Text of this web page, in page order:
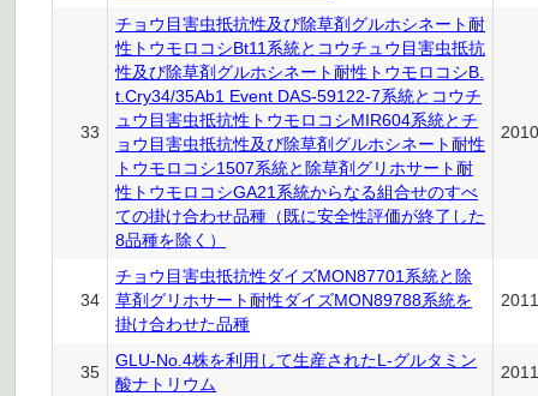
33
チョウ目害虫抵抗性及び除草剤グルホシネート耐
性トウモロコシBt11系統とコウチュウ目害虫抵抗
性及び除草剤グルホシネート耐性トウモロコシB.
t.Cry34/35Ab1 Event DAS-59122-7系統とコウチ
ュウ目害虫抵抗性トウモロコシMIR604系統とチ
ョウ目害虫抵抗性及び除草剤グルホシネート耐性
トウモロコシ1507系統と除草剤グリホサート耐
性トウモロコシGA21系統からなる組合せのすべ
ての掛け合わせ品種（既に安全性評価が終了した
8品種を除く）
34
チョウ目害虫抵抗性ダイズMON87701系統と除
草剤グリホサート耐性ダイズMON89788系統を
掛け合わせた品種
35
GLU-No.4株を利用して生産されたL-グルタミン
酸ナトリウム